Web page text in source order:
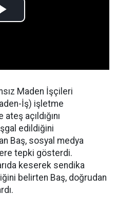
Maden İşçileri
İş) işletme
açıldığını
edildiğini
Baş, sosyal medya
tepki gösterdi.
keserek sendika
belirten Baş, doğrudan